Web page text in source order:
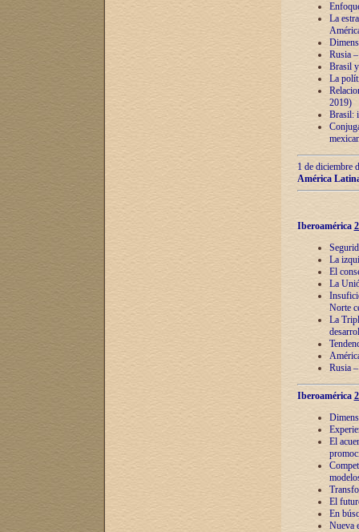
La
Rusia
Brasil
La
2019)
Brasil:
1 de diciembre
América
Iberoamérica
La
El
La
Norte
La
Rusia
Iberoamérica
El
El
En
Nueva